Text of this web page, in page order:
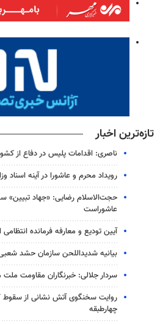
تازه‌ترین اخبار
ناصری: اقدامات پلیس در دفاع از
رویداد محرم و عاشورا در آینه اسناد
حجت‌الاسلام رضایی: «جهاد تبیین»
عاشوراست
آیین تودیع و معارفه فرمانده انتظامی
بیانیه شدیداللحن سازمان حشد
سردار جلالی: خبرنگاران مقاومت ملت
چهارطبقه